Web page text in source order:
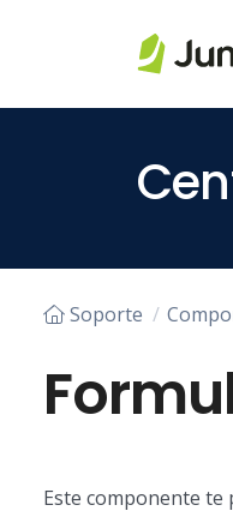
Saltar al contenido
Soporte
Este componente